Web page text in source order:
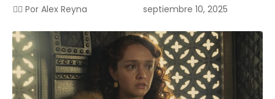
✍🏻 Por Alex Reyna septiembre 10, 2025